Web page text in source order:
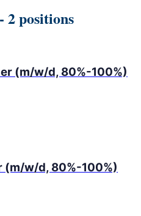
- 2 positions
(m/w/d, 80%-100%)
(m/w/d, 80%-100%)